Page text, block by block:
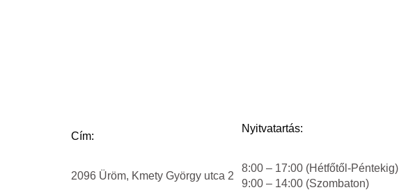
Cím:
2096 Üröm, Kmety György utca 2
Nyitvatartás:
8:00 – 17:00 (Hétfőtől-Péntekig)
9:00 – 14:00 (Szombaton)